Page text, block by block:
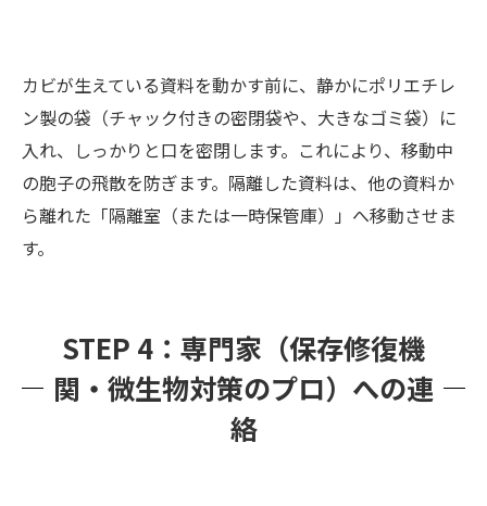
カビが生えている資料を動かす前に、静かにポリエチレ
ン製の袋（チャック付きの密閉袋や、大きなゴミ袋）に
入れ、しっかりと口を密閉します。これにより、移動中
の胞子の飛散を防ぎます。隔離した資料は、他の資料か
ら離れた「隔離室（または一時保管庫）」へ移動させま
す。
STEP 4：専門家（保存修復機
関・微生物対策のプロ）への連
絡